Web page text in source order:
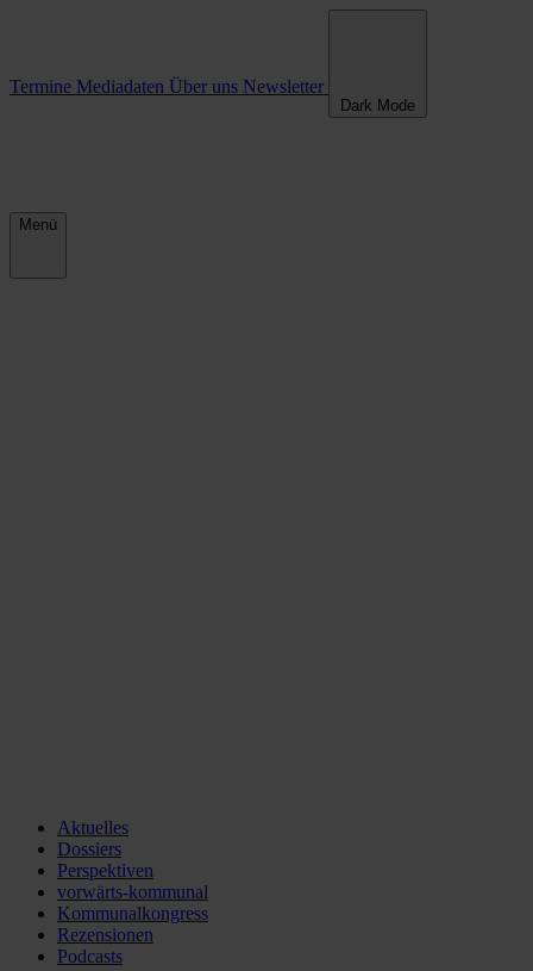
Termine Mediadaten Über uns Newsletter
Dark Mode
Menü
Aktuelles
Dossiers
Perspektiven
vorwärts-kommunal
Kommunalkongress
Rezensionen
Podcasts